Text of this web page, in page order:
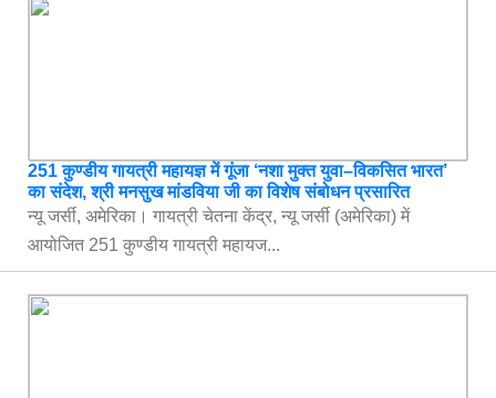
251 कुण्डीय गायत्री महायज्ञ में गूंजा ‘नशा मुक्त युवा–विकसित भारत’
का संदेश, श्री मनसुख मांडविया जी का विशेष संबोधन प्रसारित
न्यू जर्सी, अमेरिका। गायत्री चेतना केंद्र, न्यू जर्सी (अमेरिका) में
आयोजित 251 कुण्डीय गायत्री महायज...